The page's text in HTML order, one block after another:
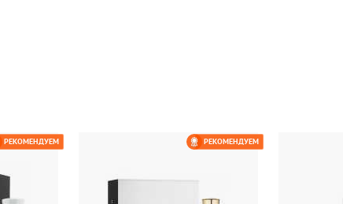
РЕКОМЕНДУЕМ РЕКОМЕНДУЕМ